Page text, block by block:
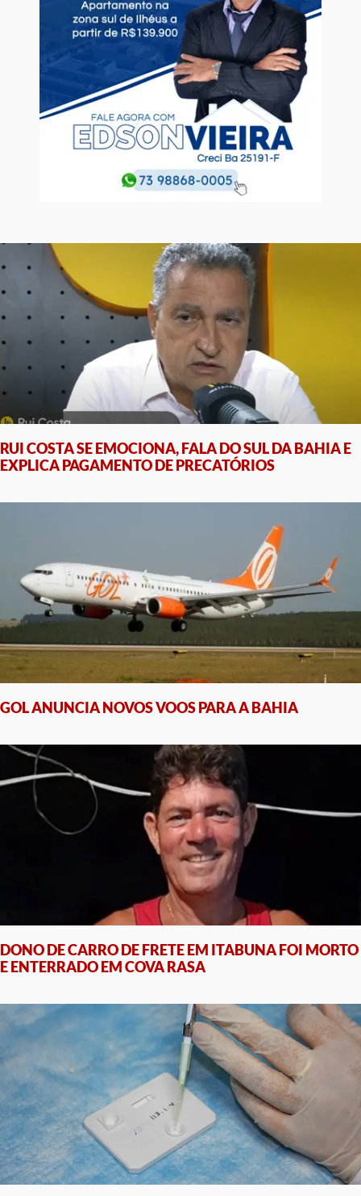
RUI COSTA SE EMOCIONA, FALA DO SUL DA BAHIA E
EXPLICA PAGAMENTO DE PRECATÓRIOS
GOL ANUNCIA NOVOS VOOS PARA A BAHIA
DONO DE CARRO DE FRETE EM ITABUNA FOI MORTO
E ENTERRADO EM COVA RASA